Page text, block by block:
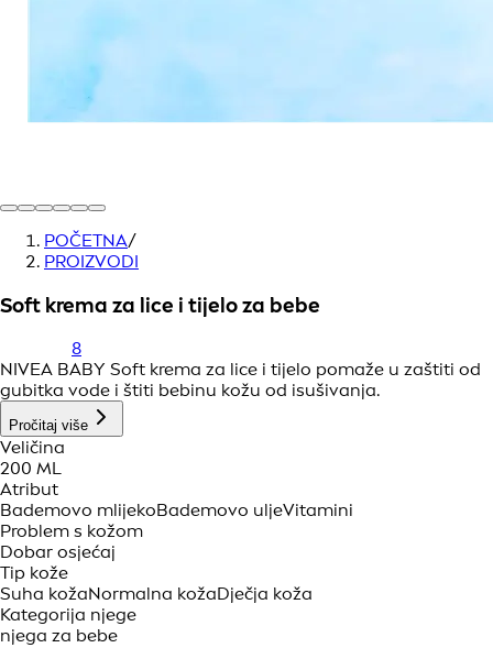
POČETNA/
PROIZVODI
Soft krema za lice i tijelo za bebe
8
NIVEA BABY Soft krema za lice i tijelo pomaže u zaštiti od
gubitka vode i štiti bebinu kožu od isušivanja.
Pročitaj više
Veličina
200 ML
Atribut
Bademovo mlijekoBademovo uljeVitamini
Problem s kožom
Dobar osjećaj
Tip kože
Suha kožaNormalna kožaDječja koža
Kategorija njege
njega za bebe